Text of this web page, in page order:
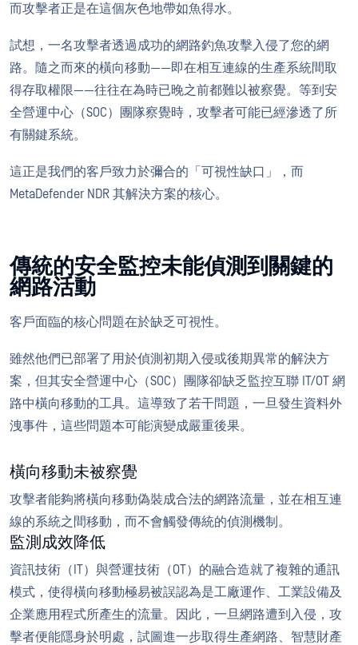
而攻擊者正是在這個灰色地帶如魚得水。
試想，一名攻擊者透過成功的網路釣魚攻擊入侵了您的網
路。隨之而來的橫向移動——即在相互連線的生產系統間取
得存取權限——往往在為時已晚之前都難以被察覺。等到安
全營運中心（SOC）團隊察覺時，攻擊者可能已經滲透了所
有關鍵系統。
這正是我們的客戶致力於彌合的「可視性缺口」，而
MetaDefender NDR 其解決方案的核心。
傳統的安全監控未能偵測到關鍵的
網路活動
客戶面臨的核心問題在於缺乏可視性。
雖然他們已部署了用於偵測初期入侵或後期異常的解決方
案，但其安全營運中心（SOC）團隊卻缺乏監控互聯 IT/OT 網
路中橫向移動的工具。這導致了若干問題，一旦發生資料外
洩事件，這些問題本可能演變成嚴重後果。
橫向移動未被察覺
攻擊者能夠將橫向移動偽裝成合法的網路流量，並在相互連
線的系統之間移動，而不會觸發傳統的偵測機制。
監測成效降低
資訊技術（IT）與營運技術（OT）的融合造就了複雜的通訊
模式，使得橫向移動極易被誤認為是工廠運作、工業設備及
企業應用程式所產生的流量。因此，一旦網路遭到入侵，攻
擊者便能隱身於明處，試圖進一步取得生產網路、智慧財產